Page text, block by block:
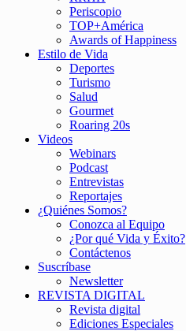
Periscopio
TOP+América
Awards of Happiness
Estilo de Vida
Deportes
Turismo
Salud
Gourmet
Roaring 20s
Videos
Webinars
Podcast
Entrevistas
Reportajes
¿Quiénes Somos?
Conozca al Equipo
¿Por qué Vida y Éxito?
Contáctenos
Suscríbase
Newsletter
REVISTA DIGITAL
Revista digital
Ediciones Especiales